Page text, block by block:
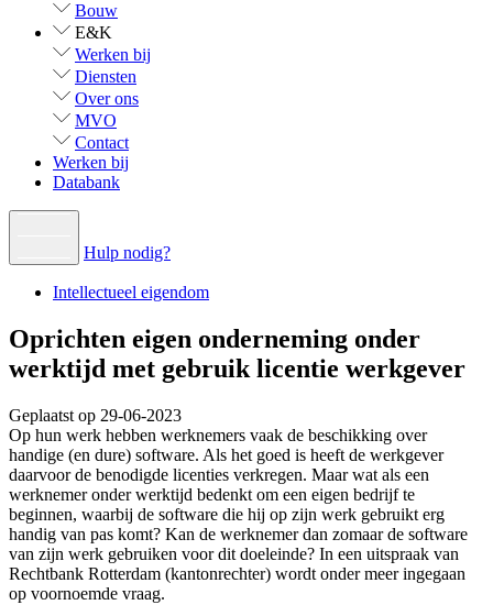
Bouw
E&K
Werken bij
Diensten
Over ons
MVO
Contact
Werken bij
Databank
Hulp nodig?
Intellectueel eigendom
Oprichten eigen onderneming onder
werktijd met gebruik licentie werkgever
Geplaatst op 29-06-2023
Op hun werk hebben werknemers vaak de beschikking over
handige (en dure) software. Als het goed is heeft de werkgever
daarvoor de benodigde licenties verkregen. Maar wat als een
werknemer onder werktijd bedenkt om een eigen bedrijf te
beginnen, waarbij de software die hij op zijn werk gebruikt erg
handig van pas komt? Kan de werknemer dan zomaar de software
van zijn werk gebruiken voor dit doeleinde? In een uitspraak van
Rechtbank Rotterdam (kantonrechter) wordt onder meer ingegaan
op voornoemde vraag.